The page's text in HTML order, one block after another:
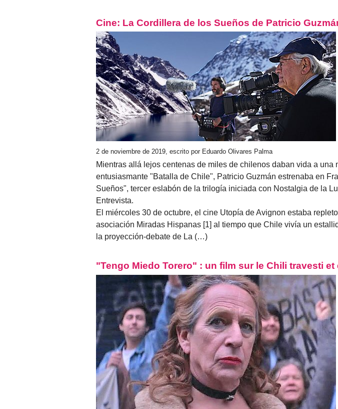
Cine: La Cordillera de los Sueños de Patricio
2 de noviembre de 2019, escrito por Eduardo Olivares Palma
Mientras allá lejos centenas de miles de chilenos daban vida a una
entusiasmante "Batalla de Chile", Patricio Guzmán estrenaba en
Sueños", tercer eslabón de la trilogía iniciada con Nostalgia de la
Entrevista.
El miércoles 30 de octubre, el cine Utopía de Avignon estaba
asociación Miradas Hispanas [1] al tiempo que Chile vivía un
la proyección-debate de La (…)
"Tengo Miedo Torero" : un film sur le Chili travesti et